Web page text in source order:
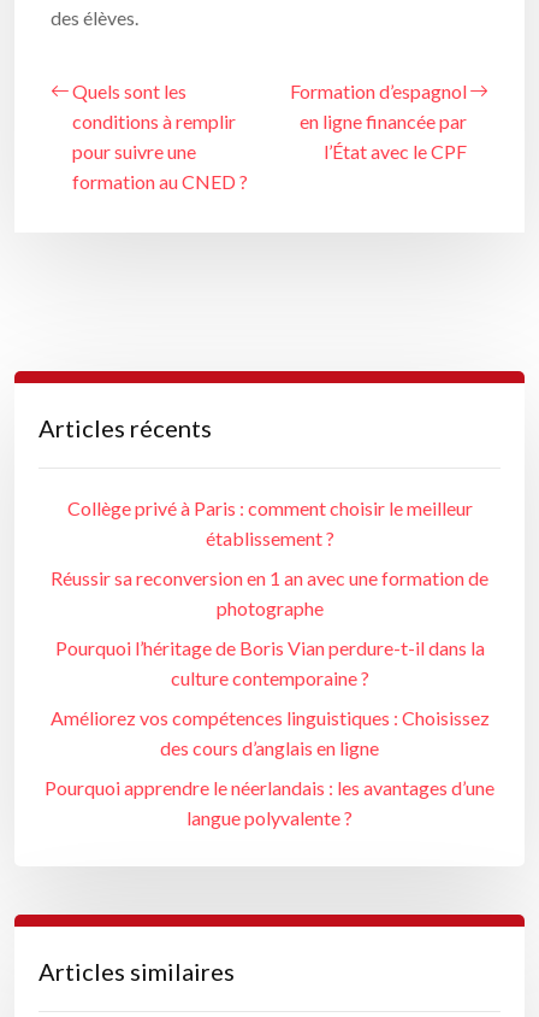
des élèves.
Quels sont les
conditions à remplir
pour suivre une
formation au CNED ?
Formation d’espagnol
en ligne financée par
l’État avec le CPF
Articles récents
Collège privé à Paris : comment choisir le meilleur
établissement ?
Réussir sa reconversion en 1 an avec une formation de
photographe
Pourquoi l’héritage de Boris Vian perdure-t-il dans la
culture contemporaine ?
Améliorez vos compétences linguistiques : Choisissez
des cours d’anglais en ligne
Pourquoi apprendre le néerlandais : les avantages d’une
langue polyvalente ?
Articles similaires